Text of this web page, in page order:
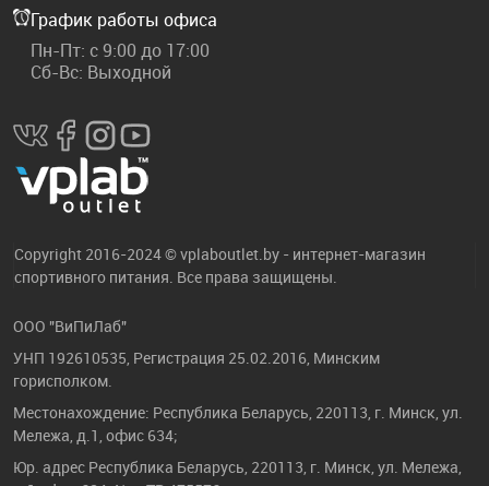
График работы офиса
Пн-Пт: с 9:00 до 17:00
Сб-Вс: Выходной
Copyright 2016-2024 © vplaboutlet.by - интернет-магазин
спортивного питания. Все права защищены.
ООО "ВиПиЛаб"
УНП 192610535, Регистрация 25.02.2016, Минским
горисполком.
Местонахождение: Республика Беларусь, 220113, г. Минск, ул.
Мележа, д.1, офис 634;
Юр. адрес Республика Беларусь, 220113, г. Минск, ул. Мележа,